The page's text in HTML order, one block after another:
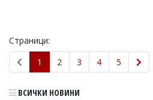
Страници:
1
2 3 4 5
ВСИЧКИ НОВИНИ